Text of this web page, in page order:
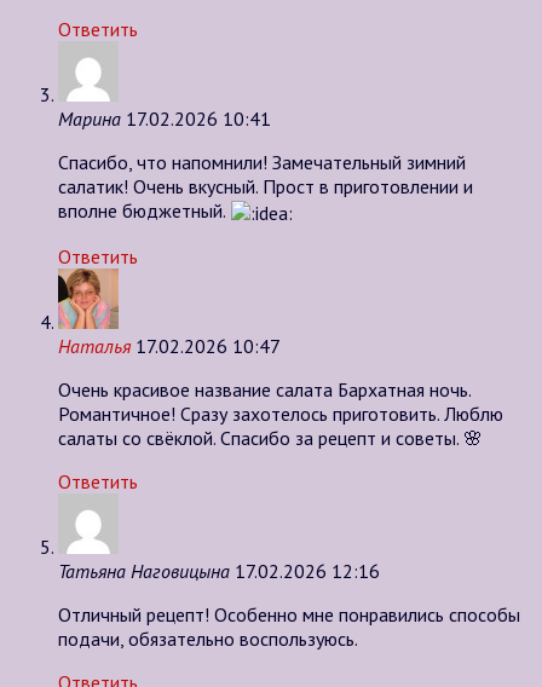
Ответить
Марина 17.02.2026 10:41
Спасибо, что напомнили! Замечательный зимний
салатик! Очень вкусный. Прост в приготовлении и
вполне бюджетный.
Ответить
Наталья 17.02.2026 10:47
Очень красивое название салата Бархатная ночь.
Романтичное! Сразу захотелось приготовить. Люблю
салаты со свёклой. Спасибо за рецепт и советы. 🌸
Ответить
Татьяна Наговицына 17.02.2026 12:16
Отличный рецепт! Особенно мне понравились способы
подачи, обязательно воспользуюсь.
Ответить